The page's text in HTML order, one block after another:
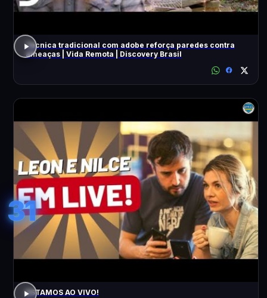
Técnica tradicional com adobe reforça paredes contra
ameaças | Vida Remota | Discovery Brasil
31
ESTAMOS AO VIVO!